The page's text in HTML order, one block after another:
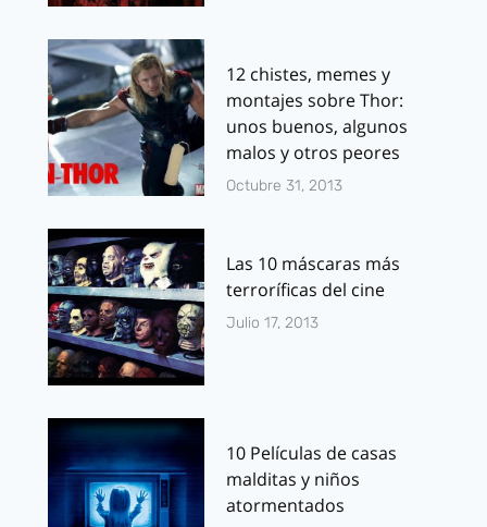
12 chistes, memes y
montajes sobre Thor:
unos buenos, algunos
malos y otros peores
Octubre 31, 2013
Las 10 máscaras más
terroríficas del cine
Julio 17, 2013
10 Películas de casas
malditas y niños
atormentados